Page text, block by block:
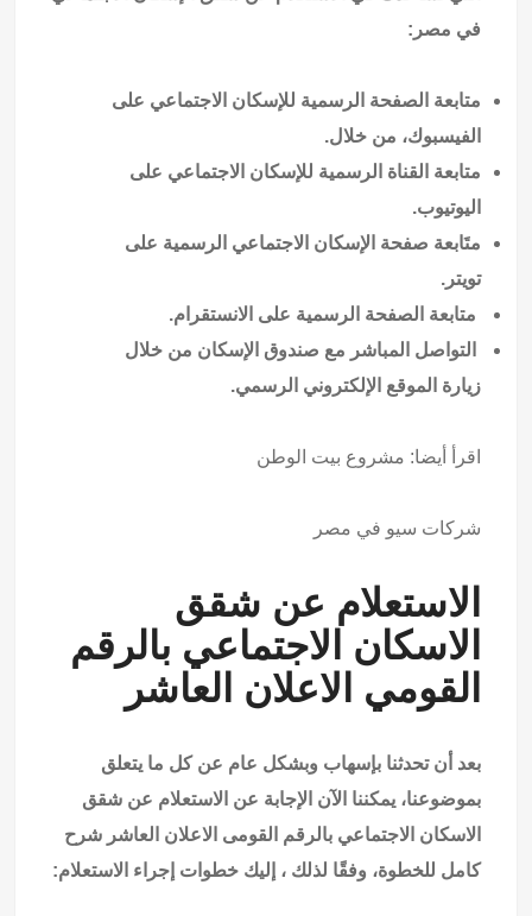
في مصر:
متابعة الصفحة الرسمية للإسكان الاجتماعي على
الفيسبوك، من خلال.
متابعة القناة الرسمية للإسكان الاجتماعي على
اليوتيوب.
متَابعة صفحة الإسكان الاجتماعي الرسمية على
تويتر.
متابعة الصفحة الرسمية على الانستقرام.
التواصل المباشر مع صندوق الإسكان من خلال
زيارة الموقع الإلكتروني الرسمي.
اقرأ أيضا: مشروع بيت الوطن
شركات سيو في مصر
الاستعلام عن شقق
الاسكان الاجتماعي بالرقم
القومي الاعلان العاشر
بعد أن تحدثنا بإسهاب وبشكل عام عن كل ما يتعلق
بموضوعنا، يمكننا الآن الإجابة عن الاستعلام عن شقق
الاسكان الاجتماعي بالرقم القومى الاعلان العاشر شرح
كامل للخطوة، وفقًا لذلك ، إليك خطوات إجراء الاستعلام: